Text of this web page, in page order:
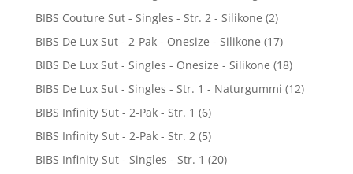
BIBS Couture Sut - Singles - Str. 2 - Silikone (2)
BIBS De Lux Sut - 2-Pak - Onesize - Silikone (17)
BIBS De Lux Sut - Singles - Onesize - Silikone (18)
BIBS De Lux Sut - Singles - Str. 1 - Naturgummi (12)
BIBS Infinity Sut - 2-Pak - Str. 1 (6)
BIBS Infinity Sut - 2-Pak - Str. 2 (5)
BIBS Infinity Sut - Singles - Str. 1 (20)